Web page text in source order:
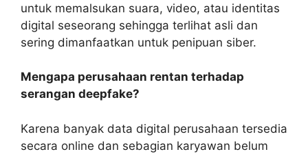
untuk memalsukan suara, video, atau identitas
digital seseorang sehingga terlihat asli dan
sering dimanfaatkan untuk penipuan siber.
Mengapa perusahaan rentan terhadap
serangan deepfake?
Karena banyak data digital perusahaan tersedia
secara online dan sebagian karyawan belum